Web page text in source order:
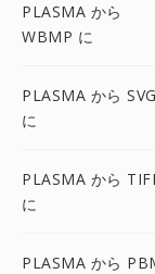
PLASMA から
WBMP に
PLASMA から SVG
に
PLASMA から
に
PLASMA から